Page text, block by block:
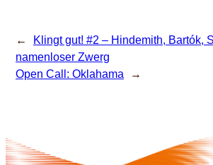
←
Klingt gut! #2 – Hindemith, Bartók,
namenloser Zwerg
Open Call: Oklahama
→